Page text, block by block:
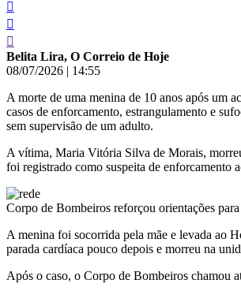
Belita Lira, O Correio de Hoje
08/07/2026 | 14:55
A morte de uma menina de 10 anos após um
casos de enforcamento, estrangulamento e
sem supervisão de um adulto.
A vítima, Maria Vitória Silva de Morais,
foi registrado como suspeita de enforcamento
Corpo de Bombeiros reforçou orientações
A menina foi socorrida pela mãe e levada ao
parada cardíaca pouco depois e morreu na
Após o caso, o Corpo de Bombeiros chamou